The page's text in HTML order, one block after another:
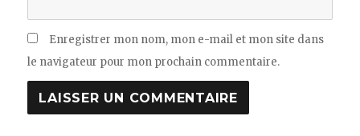
Enregistrer mon nom, mon e-mail et mon site dans
le navigateur pour mon prochain commentaire.